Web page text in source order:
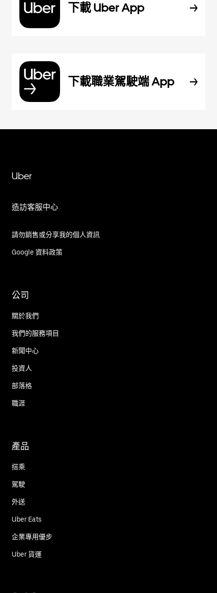
下載 Uber App
下載職業駕駛端 App
Uber
造訪客服中心
請勿銷售或分享我的個人資訊
Google 資料政策
公司
關於我們
我們的服務項目
新聞中心
投資人
部落格
職涯
產品
搭乘
駕駛
外送
Uber Eats
企業專用優步
Uber 貨運